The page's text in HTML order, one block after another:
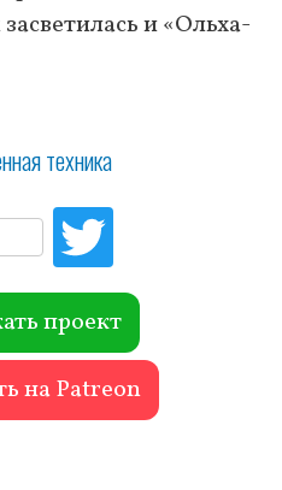
и «Ольха-
техника
r
проект
на Patreon